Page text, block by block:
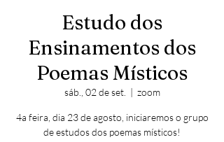
Estudo dos
Ensinamentos dos
Poemas Místicos
sáb., 02 de set.
  |
zoom
4a feira, dia 23 de agosto, iniciaremos o grupo
de estudos dos poemas místicos!